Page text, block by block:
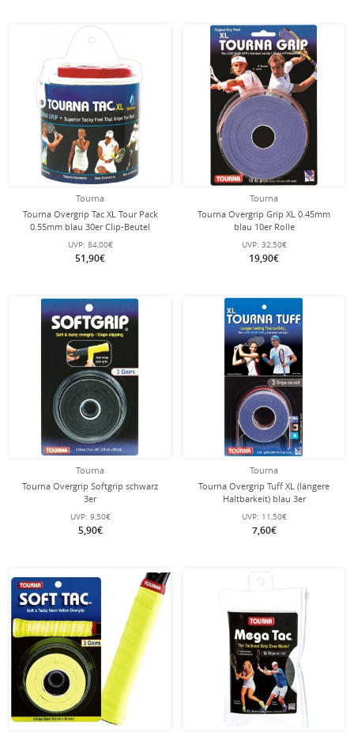
Tourna
Tourna Overgrip Tac XL Tour Pack
0.55mm blau 30er Clip-Beutel
UVP: 84,00€
51,90€
Tourna
Tourna Overgrip Grip XL 0.45mm
blau 10er Rolle
UVP: 32,50€
19,90€
Tourna
Tourna Overgrip Softgrip schwarz
3er
UVP: 9,50€
5,90€
Tourna
Tourna Overgrip Tuff XL (längere
Haltbarkeit) blau 3er
UVP: 11,50€
7,60€